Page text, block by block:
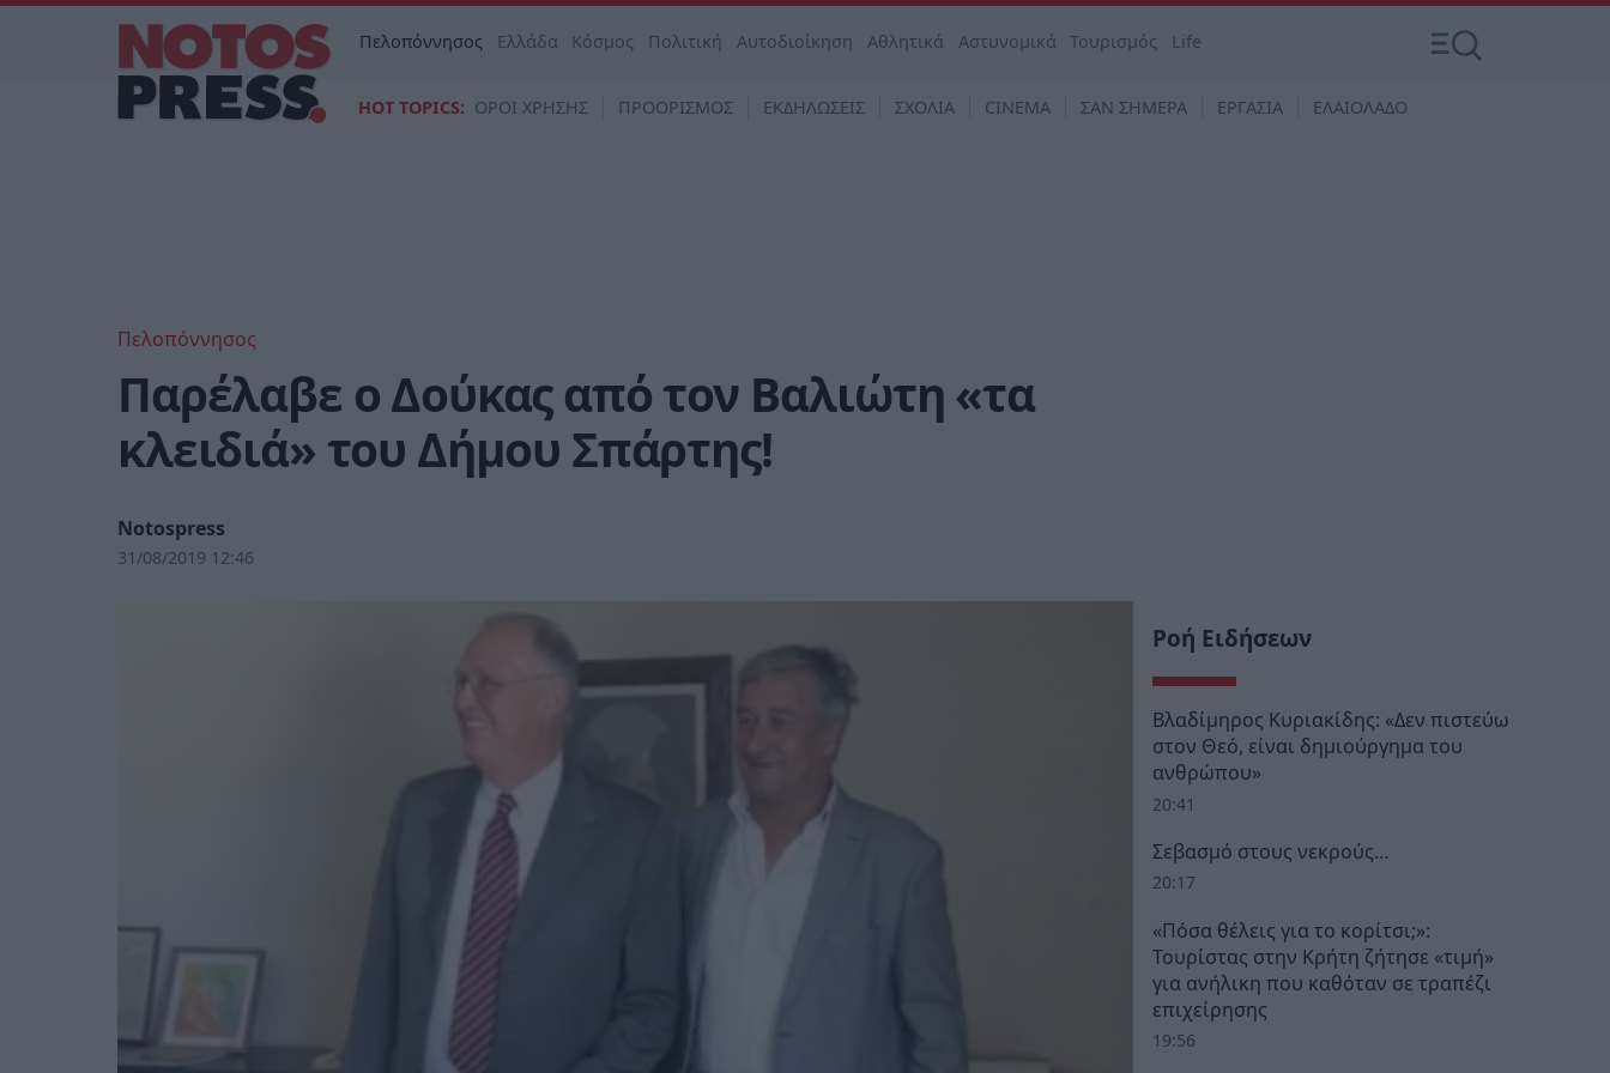
Πελοπόννησος Ελλάδα Κόσμος Πολιτική Αυτοδιοίκηση Αθλητικά Αστυνομικά Τουρισμός Life
HOT TOPICS: ΟΡΟΙ ΧΡΗΣΗΣ ΠΡΟΟΡΙΣΜΟΣ ΕΚΔΗΛΩΣΕΙΣ ΣΧΟΛΙΑ CINEMA ΣΑΝ ΣΗΜΕΡΑ ΕΡΓΑΣΙΑ ΕΛΑΙΟΛΑΔΟ
Πελοπόννησος
Παρέλαβε ο Δούκας από τον Βαλιώτη «τα
κλειδιά» του Δήμου Σπάρτης!
Notospress
31/08/2019 12:46
Ροή Ειδήσεων
Βλαδίμηρος Κυριακίδης: «Δεν πιστεύω
στον Θεό, είναι δημιούργημα του
ανθρώπου»
20:41
Σεβασμό στους νεκρούς…
20:17
«Πόσα θέλεις για το κορίτσι;»:
Τουρίστας στην Κρήτη ζήτησε «τιμή»
για ανήλικη που καθόταν σε τραπέζι
επιχείρησης
19:56